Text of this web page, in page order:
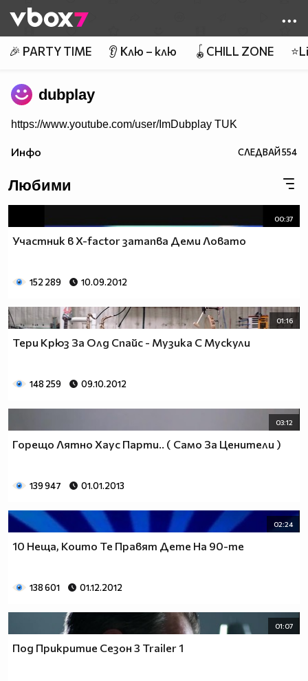
👾
🎉 PARTY TIME 👂 Клю – клю 🪀CHILL ZONE
dubplay
https://www.youtube.com/user/ImDubplay TUK
Инфо СЛЕДВАЙ554
Любими
00:37
Участник в X-factor затапва Деми Ловато
152 289 10.09.2012
01:16
Тери Крюз За Олд Спайс - Музика С Мускули
148 259 09.10.2012
03:12
Горещо Лятно Хаус Парти.. ( Само За Ценители )
139 947 01.01.2013
02:24
10 Неща, Които Те Правят Дете На 90-те
138 601 01.12.2012
01:07
Под Прикритие Сезон 3 Trailer 1